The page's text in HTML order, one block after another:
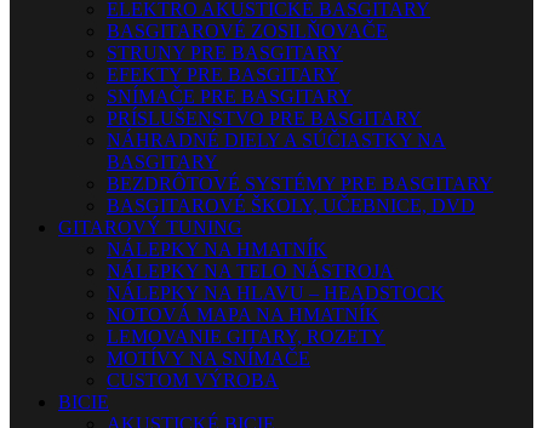
ELEKTRO AKUSTICKÉ BASGITARY
BASGITAROVÉ ZOSILŇOVAČE
STRUNY PRE BASGITARY
EFEKTY PRE BASGITARY
SNÍMAČE PRE BASGITARY
PRÍSLUŠENSTVO PRE BASGITARY
NÁHRADNÉ DIELY A SÚČIASTKY NA
BASGITARY
BEZDRÔTOVÉ SYSTÉMY PRE BASGITARY
BASGITAROVÉ ŠKOLY, UČEBNICE, DVD
GITAROVÝ TUNING
NÁLEPKY NA HMATNÍK
NÁLEPKY NA TELO NÁSTROJA
NÁLEPKY NA HLAVU – HEADSTOCK
NOTOVÁ MAPA NA HMATNÍK
LEMOVANIE GITARY, ROZETY
MOTÍVY NA SNÍMAČE
CUSTOM VÝROBA
BICIE
AKUSTICKÉ BICIE